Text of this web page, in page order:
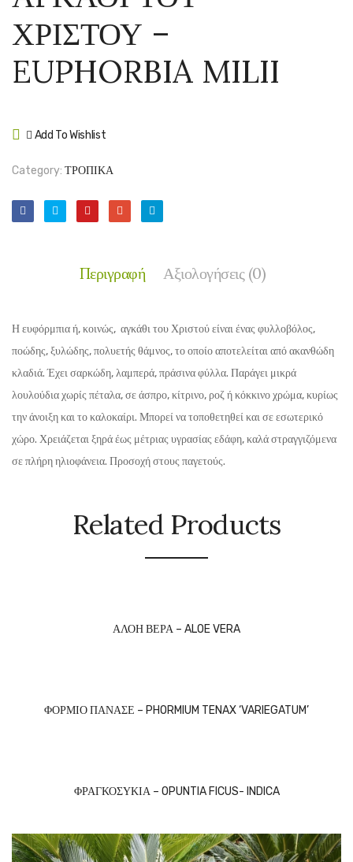
ΧΡΙΣΤΟΥ –
EUPHORBIA MILII
Add To Wishlist
Category: ΤΡΟΠΙΚΑ
Περιγραφή Αξιολογήσεις (0)
Η ευφόρμπια ή, κοινώς, αγκάθι του Χριστού είναι ένας φυλλοβόλος,
ποώδης, ξυλώδης, πολυετής θάμνος, το οποίο αποτελείται από ακανθώδη
κλαδιά. Έχει σαρκώδη, λαμπερά, πράσινα φύλλα. Παράγει μικρά
λουλούδια χωρίς πέταλα, σε άσπρο, κίτρινο, ροζ ή κόκκινο χρώμα, κυρίως
την άνοιξη και το καλοκαίρι. Μπορεί να τοποθετηθεί και σε εσωτερικό
χώρο. Χρειάζεται ξηρά έως μέτριας υγρασίας εδάφη, καλά στραγγιζόμενα
σε πλήρη ηλιοφάνεια. Προσοχή στους παγετούς.
Related Products
ΑΛΟΗ ΒΕΡΑ – ALOE VERA
ΦΟΡΜΙΟ ΠΑΝΑΣΕ – PHORMIUM TENAX ‘VARIEGATUM’
ΦΡΑΓΚΟΣΥΚΙΑ – OPUNTIA FICUS- INDICA